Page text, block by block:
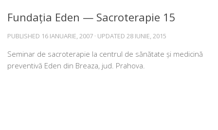
Fundația Eden — Sacroterapie 15
PUBLISHED 16 IANUARIE, 2007 · UPDATED 28 IUNIE, 2015
Seminar de sacro­te­ra­pie la cen­trul de sănă­ta­te și medi­ci­nă
pre­ven­ti­vă Eden din Breaza, jud. Prahova.